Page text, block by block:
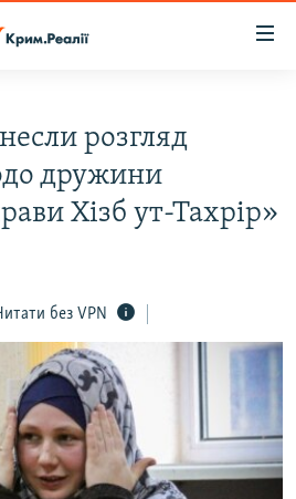
розгляд
дружини
Хізб ут-Тахрір»
без VPN